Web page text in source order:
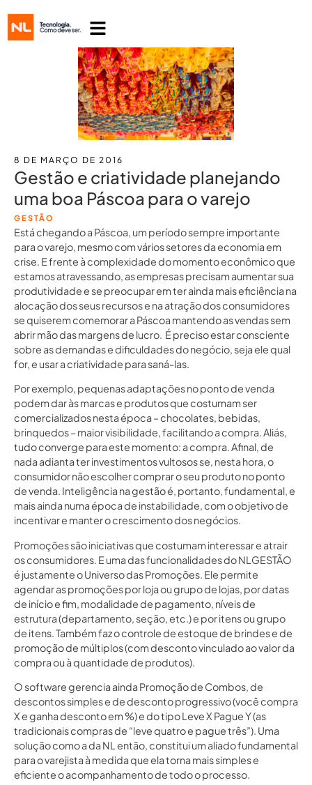
8 DE MARÇO DE 2016
Gestão e criatividade planejando
uma boa Páscoa para o varejo
GESTÃO
Está chegando a Páscoa, um período sempre importante
para o varejo, mesmo com vários setores da economia em
crise. E frente à complexidade do momento econômico que
estamos atravessando, as empresas precisam aumentar sua
produtividade e se preocupar em ter ainda mais eficiência na
alocação dos seus recursos e na atração dos consumidores
se quiserem comemorar a Páscoa mantendo as vendas sem
abrir mão das margens de lucro. É preciso estar consciente
sobre as demandas e dificuldades do negócio, seja ele qual
for, e usar a criatividade para saná-las.
Por exemplo, pequenas adaptações no ponto de venda
podem dar às marcas e produtos que costumam ser
comercializados nesta época – chocolates, bebidas,
brinquedos – maior visibilidade, facilitando a compra. Aliás,
tudo converge para este momento: a compra. Afinal, de
nada adianta ter investimentos vultosos se, nesta hora, o
consumidor não escolher comprar o seu produto no ponto
de venda. Inteligência na gestão é, portanto, fundamental, e
mais ainda numa época de instabilidade, com o objetivo de
incentivar e manter o crescimento dos negócios.
Promoções são iniciativas que costumam interessar e atrair
os consumidores. E uma das funcionalidades do NLGESTÃO
é justamente o Universo das Promoções. Ele permite
agendar as promoções por loja ou grupo de lojas, por datas
de início e fim, modalidade de pagamento, níveis de
estrutura (departamento, seção, etc.) e por itens ou grupo
de itens. Também faz o controle de estoque de brindes e de
promoção de múltiplos (com desconto vinculado ao valor da
compra ou à quantidade de produtos).
O software gerencia ainda Promoção de Combos, de
descontos simples e de desconto progressivo (você compra
X e ganha desconto em %) e do tipo Leve X Pague Y (as
tradicionais compras de “leve quatro e pague três”). Uma
solução como a da NL então, constitui um aliado fundamental
para o varejista à medida que ela torna mais simples e
eficiente o acompanhamento de todo o processo.